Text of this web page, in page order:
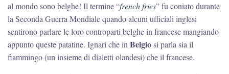
al mondo sono belghe! Il termine “french fries” fu coniato durante
la Seconda Guerra Mondiale quando alcuni ufficiali inglesi
sentirono parlare le loro controparti belghe in francese mangiando
appunto queste patatine. Ignari che inBelgiosi parla sia il
fiammingo (un insieme di dialetti olandesi) che il francese.